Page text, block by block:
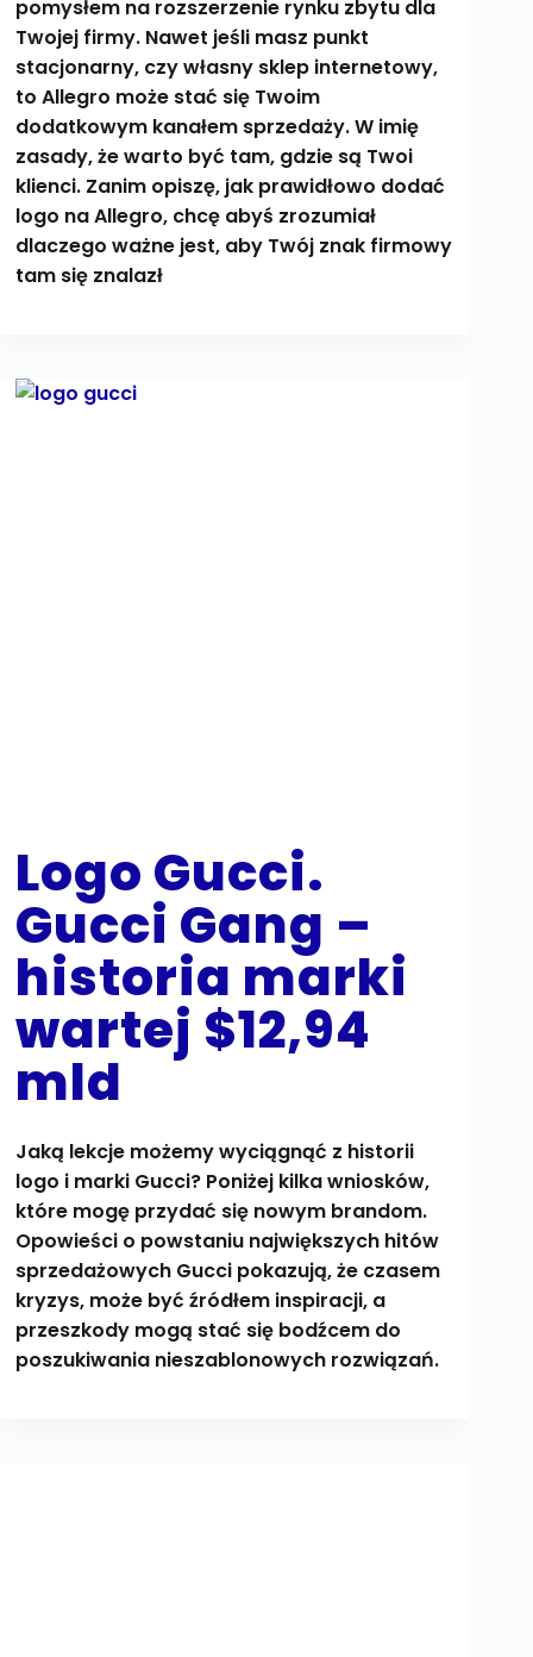
pomysłem na rozszerzenie rynku zbytu dla
Twojej firmy. Nawet jeśli masz punkt
stacjonarny, czy własny sklep internetowy,
to Allegro może stać się Twoim
dodatkowym kanałem sprzedaży. W imię
zasady, że warto być tam, gdzie są Twoi
klienci. Zanim opiszę, jak prawidłowo dodać
logo na Allegro, chcę abyś zrozumiał
dlaczego ważne jest, aby Twój znak firmowy
tam się znalazł
Logo Gucci.
Gucci Gang –
historia marki
wartej $12,94
mld
Jaką lekcje możemy wyciągnąć z historii
logo i marki Gucci? Poniżej kilka wniosków,
które mogę przydać się nowym brandom.
Opowieści o powstaniu największych hitów
sprzedażowych Gucci pokazują, że czasem
kryzys, może być źródłem inspiracji, a
przeszkody mogą stać się bodźcem do
poszukiwania nieszablonowych rozwiązań.